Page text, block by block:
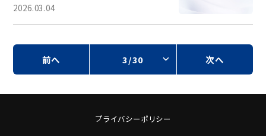
2026.03.04
前へ 3/30 次へ
プライバシーポリシー